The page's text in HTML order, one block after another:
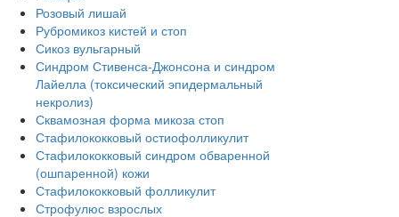
Розовый лишай
Рубромикоз кистей и стоп
Сикоз вульгарный
Синдром Стивенса-Джонсона и синдром
Лайелла (токсический эпидермальный
некролиз)
Сквамозная форма микоза стоп
Стафилококковый остиофолликулит
Стафилококковый синдром обваренной
(ошпаренной) кожи
Стафилококковый фолликулит
Строфулюс взрослых